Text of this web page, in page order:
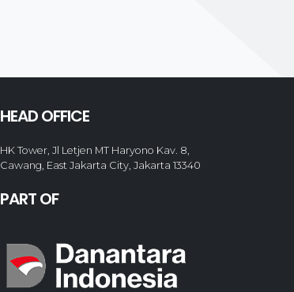
HEAD OFFICE
HK Tower, Jl Letjen MT Haryono Kav. 8,
Cawang, East Jakarta City, Jakarta 13340
PART OF